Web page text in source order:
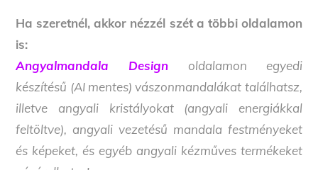
Ha szeretnél, akkor nézzél szét a többi oldalamon
is:
Angyalmandala Design oldalamon egyedi
készítésű (AI mentes) vászonmandalákat találhatsz,
illetve angyali kristályokat (angyali energiákkal
feltöltve), angyali vezetésű mandala festményeket
és képeket, és egyéb angyali kézműves termékeket